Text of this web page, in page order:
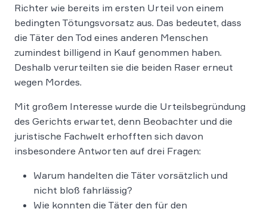
Richter wie bereits im ersten Urteil von einem
bedingten Tötungsvorsatz aus. Das bedeutet, dass
die Täter den Tod eines anderen Menschen
zumindest billigend in Kauf genommen haben.
Deshalb verurteilten sie die beiden Raser erneut
wegen Mordes.
Mit großem Interesse wurde die Urteilsbegründung
des Gerichts erwartet, denn Beobachter und die
juristische Fachwelt erhofften sich davon
insbesondere Antworten auf drei Fragen:
Warum handelten die Täter vorsätzlich und
nicht bloß fahrlässig?
Wie konnten die Täter den für den